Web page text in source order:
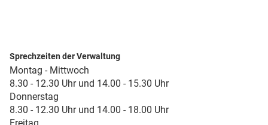
Sprechzeiten der Verwaltung
Montag - Mittwoch
8.30 - 12.30 Uhr und 14.00 - 15.30 Uhr
Donnerstag
8.30 - 12.30 Uhr und 14.00 - 18.00 Uhr